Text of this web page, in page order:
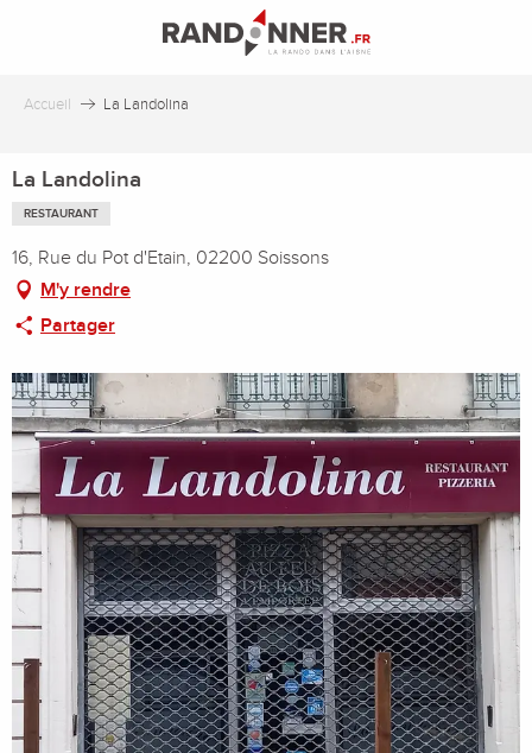
principal
Accueil La Landolina
La Landolina
RESTAURANT
16, Rue du Pot d'Etain, 02200 Soissons
M'y rendre
Partager